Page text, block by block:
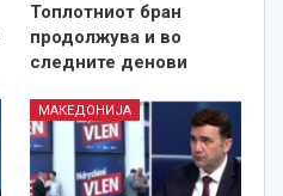
Топлотниот бран
продолжува и во
следните денови
МАКЕДОНИЈА